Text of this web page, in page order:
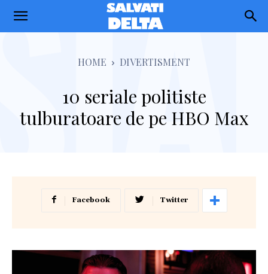
Salvati
HOME DIVERTISMENT
10 seriale politiste
tulburatoare de pe HBO Max
Facebook Twitter